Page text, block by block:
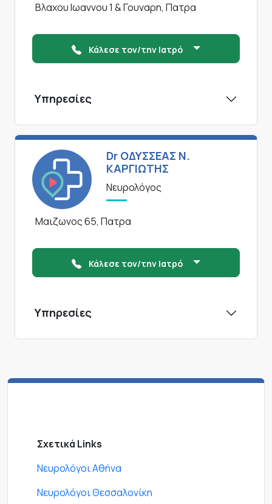
Βλαχου Ιωαννου 1 & Γουναρη, Πατρα
Κάλεσε τον/την Ιατρό
Υπηρεσίες
Dr ΟΔΥΣΣΕΑΣ Ν.
ΚΑΡΓΙΩΤΗΣ
Νευρολόγος
Μαιζωνος 65, Πατρα
Κάλεσε τον/την Ιατρό
Υπηρεσίες
Σχετικά Links
Νευρολόγοι Αθήνα
Νευρολόγοι Θεσσαλονίκη